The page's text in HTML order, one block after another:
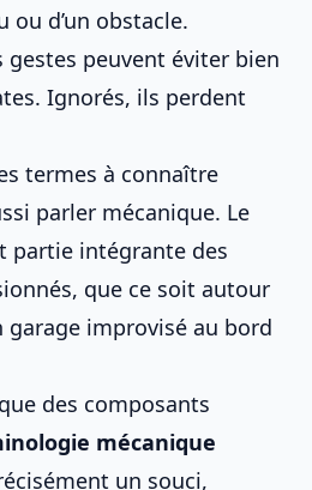
ou d’un obstacle.
gestes peuvent éviter bien
Ignorés, ils perdent
termes à connaître
parler mécanique. Le
partie intégrante des
que ce soit autour
garage improvisé au bord
des composants
mécanique
un souci,